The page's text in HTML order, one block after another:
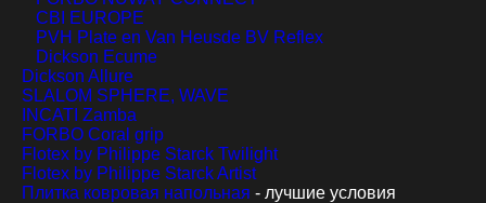
CBI EUROPE
PVH Plate en Van Heusde BV Reflex
Dickson Ecume
Dickson Allure
SLALOM SPHERE, WAVE
INCATI Zamba
FORBO Coral grip
Flotex by Philippe Starck Twilight
Flotex by Philippe Starck Artist
Плитка ковровая напольная - лучшие условия